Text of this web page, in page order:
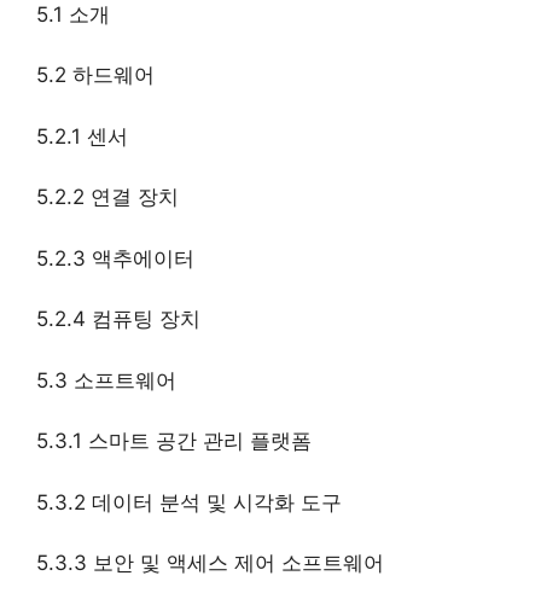
5.1 소개
5.2 하드웨어
5.2.1 센서
5.2.2 연결 장치
5.2.3 액추에이터
5.2.4 컴퓨팅 장치
5.3 소프트웨어
5.3.1 스마트 공간 관리 플랫폼
5.3.2 데이터 분석 및 시각화 도구
5.3.3 보안 및 액세스 제어 소프트웨어